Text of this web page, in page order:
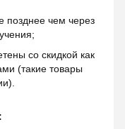
позднее чем через
со скидкой как
(такие товары